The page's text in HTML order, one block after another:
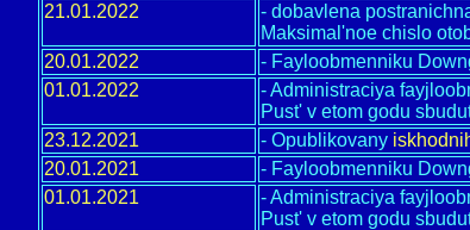
21.01.2022
- dobavlena
Maksimal'noe chislo
20.01.2022
- Fayloobmenniku
01.01.2022
- Administraciya
Pust' v etom godu
23.12.2021
- Opublikovany
20.01.2021
- Fayloobmenniku
01.01.2021
- Administraciya
Pust' v etom godu